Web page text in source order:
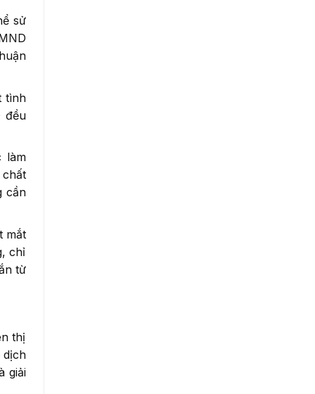
sử
tình
đều
làm
cần
mắt
chỉ
từ
thị
dịch
giải